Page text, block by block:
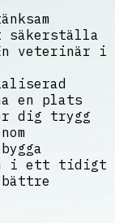
säkerställa
veterinär i
en plats
dig trygg
i ett tidigt